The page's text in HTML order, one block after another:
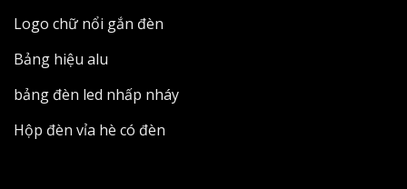
Logo chữ nổi gắn đèn
Bảng hiệu alu
bảng đèn led nhấp nháy
Hộp đèn vỉa hè có đèn